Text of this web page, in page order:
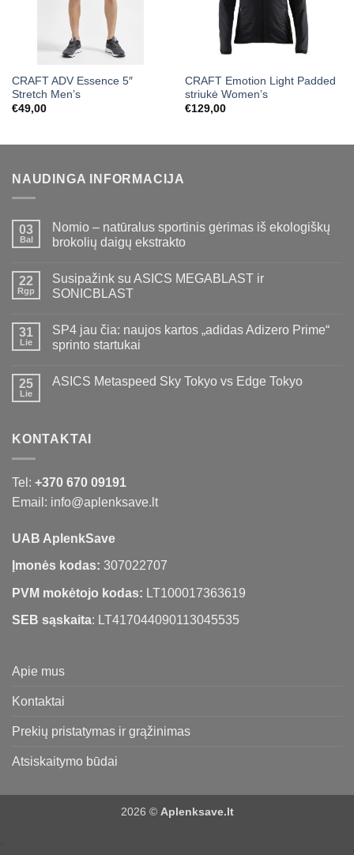
CRAFT ADV Essence 5″
Stretch Men’s
€49,00
CRAFT Emotion Light Padded
striukė Women’s
€129,00
NAUDINGA INFORMACIJA
03
Bal
Nomio – natūralus sportinis gėrimas iš ekologiškų
brokolių daigų ekstrakto
22
Rgp
Susipažink su ASICS MEGABLAST ir
SONICBLAST
31
Lie
SP4 jau čia: naujos kartos „adidas Adizero Prime“
sprinto startukai
25
Lie
ASICS Metaspeed Sky Tokyo vs Edge Tokyo
KONTAKTAI
Tel: +370 670 09191
Email: info@aplenksave.lt
UAB AplenkSave
Įmonės kodas: 307022707
PVM mokėtojo kodas: LT100017363619
SEB sąskaita: LT417044090113045535
Apie mus
Kontaktai
Prekių pristatymas ir grąžinimas
Atsiskaitymo būdai
2026 © Aplenksave.lt